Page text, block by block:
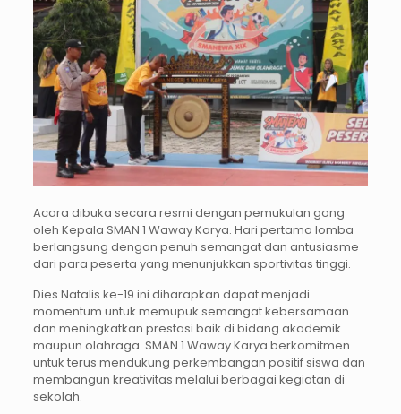
Acara dibuka secara resmi dengan pemukulan gong
oleh Kepala SMAN 1 Waway Karya. Hari pertama lomba
berlangsung dengan penuh semangat dan antusiasme
dari para peserta yang menunjukkan sportivitas tinggi.
Dies Natalis ke-19 ini diharapkan dapat menjadi
momentum untuk memupuk semangat kebersamaan
dan meningkatkan prestasi baik di bidang akademik
maupun olahraga. SMAN 1 Waway Karya berkomitmen
untuk terus mendukung perkembangan positif siswa dan
membangun kreativitas melalui berbagai kegiatan di
sekolah.